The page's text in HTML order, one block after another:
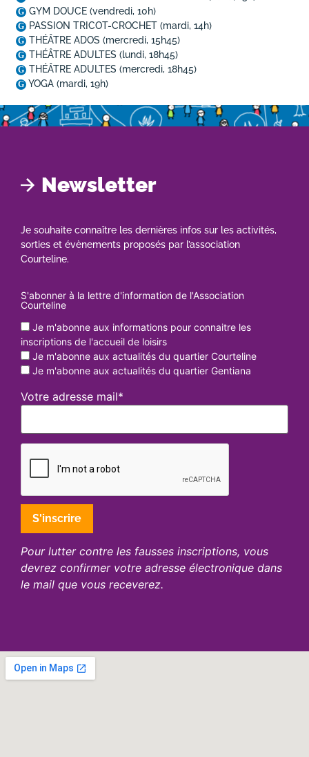
G GYM DOUCE (vendredi, 10h)
G PASSION TRICOT-CROCHET (mardi, 14h)
G THÉÂTRE ADOS (mercredi, 15h45)
G THÉÂTRE ADULTES (lundi, 18h45)
G THÉÂTRE ADULTES (mercredi, 18h45)
G YOGA (mardi, 19h)
Newsletter
Je souhaite connaître les dernières infos sur les activités,
sorties et évènements proposés par l’association
Courteline.
S'abonner à la lettre d'information de l'Association
Courteline
Je m'abonne aux informations pour connaitre les
inscriptions de l'accueil de loisirs
Je m'abonne aux actualités du quartier Courteline
Je m'abonne aux actualités du quartier Gentiana
Votre adresse mail*
Pour lutter contre les fausses inscriptions, vous
devrez confirmer votre adresse électronique dans
le mail que vous receverez.